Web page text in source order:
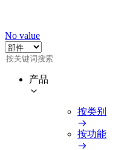
No value
产品
按类别
按功能